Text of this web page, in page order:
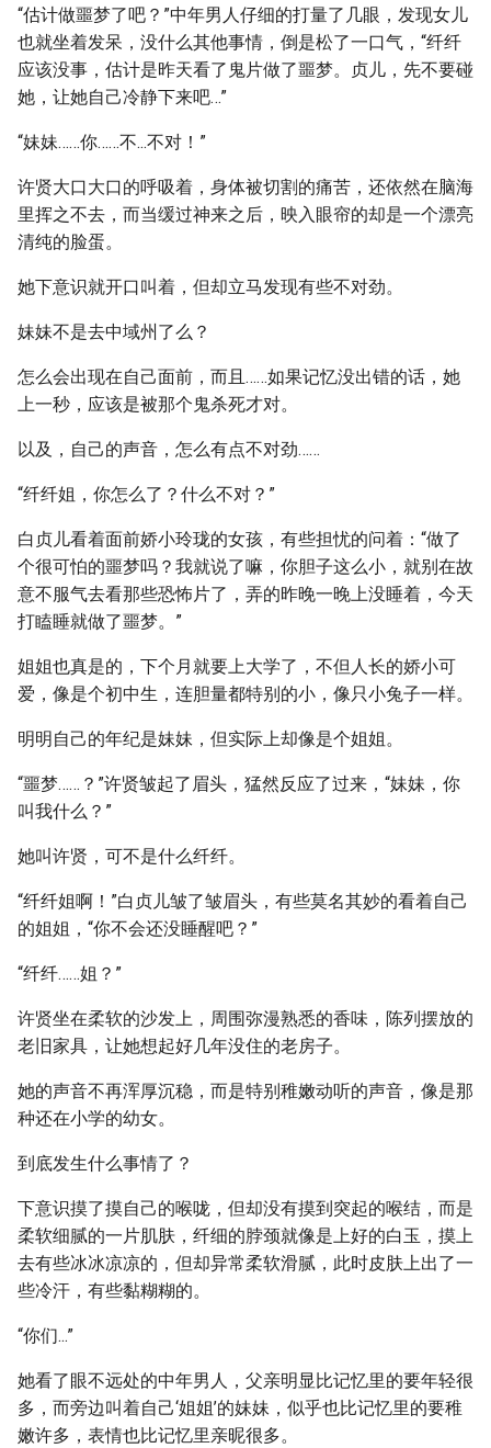
“估计做噩梦了吧？”中年男人仔细的打量了几眼，发现女儿
也就坐着发呆，没什么其他事情，倒是松了一口气，“纤纤
应该没事，估计是昨天看了鬼片做了噩梦。贞儿，先不要碰
她，让她自己冷静下来吧…”
“妹妹……你……不...不对！”
许贤大口大口的呼吸着，身体被切割的痛苦，还依然在脑海
里挥之不去，而当缓过神来之后，映入眼帘的却是一个漂亮
清纯的脸蛋。
她下意识就开口叫着，但却立马发现有些不对劲。
妹妹不是去中域州了么？
怎么会出现在自己面前，而且……如果记忆没出错的话，她
上一秒，应该是被那个鬼杀死才对。
以及，自己的声音，怎么有点不对劲……
“纤纤姐，你怎么了？什么不对？”
白贞儿看着面前娇小玲珑的女孩，有些担忧的问着：“做了
个很可怕的噩梦吗？我就说了嘛，你胆子这么小，就别在故
意不服气去看那些恐怖片了，弄的昨晚一晚上没睡着，今天
打瞌睡就做了噩梦。”
姐姐也真是的，下个月就要上大学了，不但人长的娇小可
爱，像是个初中生，连胆量都特别的小，像只小兔子一样。
明明自己的年纪是妹妹，但实际上却像是个姐姐。
“噩梦……？”许贤皱起了眉头，猛然反应了过来，“妹妹，你
叫我什么？”
她叫许贤，可不是什么纤纤。
“纤纤姐啊！”白贞儿皱了皱眉头，有些莫名其妙的看着自己
的姐姐，“你不会还没睡醒吧？”
“纤纤……姐？”
许贤坐在柔软的沙发上，周围弥漫熟悉的香味，陈列摆放的
老旧家具，让她想起好几年没住的老房子。
她的声音不再浑厚沉稳，而是特别稚嫩动听的声音，像是那
种还在小学的幼女。
到底发生什么事情了？
下意识摸了摸自己的喉咙，但却没有摸到突起的喉结，而是
柔软细腻的一片肌肤，纤细的脖颈就像是上好的白玉，摸上
去有些冰冰凉凉的，但却异常柔软滑腻，此时皮肤上出了一
些冷汗，有些黏糊糊的。
“你们...”
她看了眼不远处的中年男人，父亲明显比记忆里的要年轻很
多，而旁边叫着自己‘姐姐’的妹妹，似乎也比记忆里的要稚
嫩许多，表情也比记忆里亲昵很多。